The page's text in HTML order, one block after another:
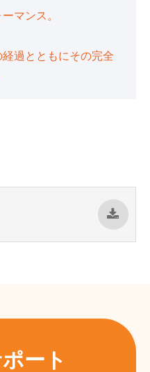
マンス。
過とともにその完全
ート